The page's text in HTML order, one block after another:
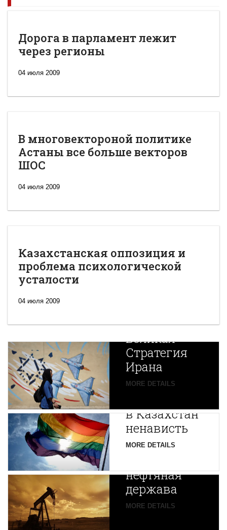
Дорога в парламент лежит
через регионы
04 июля 2009
В многовектороной политике
Астаны все больше векторов
ШОС
04 июля 2009
Казахстанская оппозиция и
проблема психологической
усталости
04 июля 2009
Новая
Великая
Стратегия
Ирана
MORE DETAILS
Путин
в Казахстан
ненависть
MORE DETAILS
Центральной
Азии
зарождается
нефтяная
держава
MORE DETAILS